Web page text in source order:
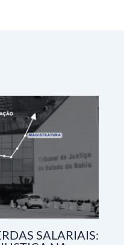
SALARIAIS: